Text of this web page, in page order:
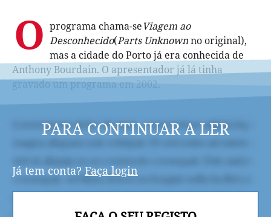
O programa chama-seViagem ao
Desconhecido(Parts Unknownno original),
mas a cidade do Porto já era conhecida de
Anthony Bourdain. O apresentador já lá tinha
gravado um programa em 2002.
PARA CONTINUAR A LER
Já tem conta? Faça login